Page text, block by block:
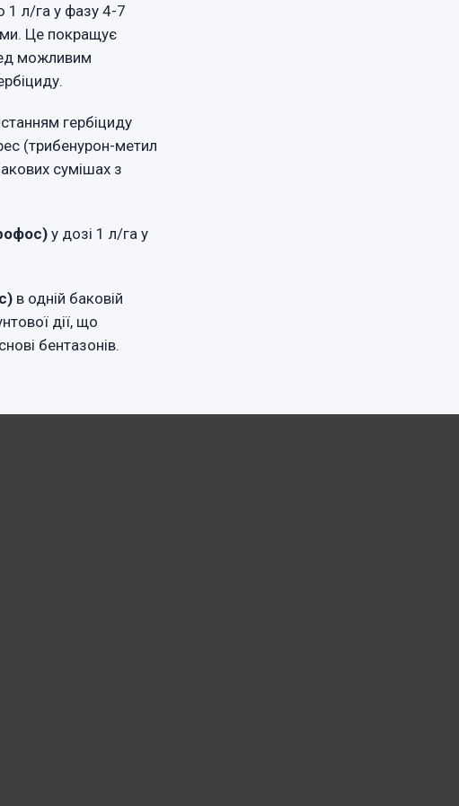
1 л/га у фазу 4-7
Це покращує
можливим
гербіциду
(трибенурон-метил
сумішах з
у дозі 1 л/га у
в одній баковій
дії, що
бентазонів.